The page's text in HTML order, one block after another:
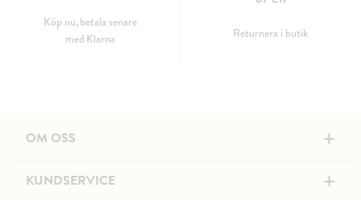
Köp nu, betala senare
med Klarna
Returnera i butik
OM OSS +
KUNDSERVICE +